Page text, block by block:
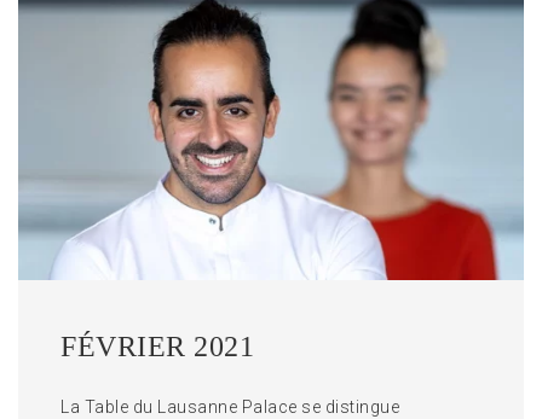
FÉVRIER 2021
La Table du Lausanne Palace se distingue